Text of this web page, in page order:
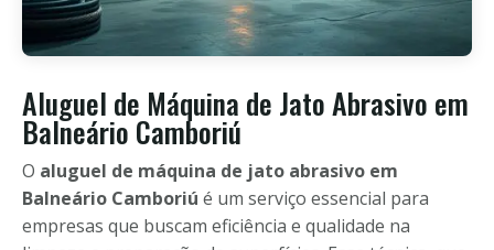
Aluguel de Máquina de Jato Abrasivo em
Balneário Camboriú
O aluguel de máquina de jato abrasivo em
Balneário Camboriú é um serviço essencial para
empresas que buscam eficiência e qualidade na